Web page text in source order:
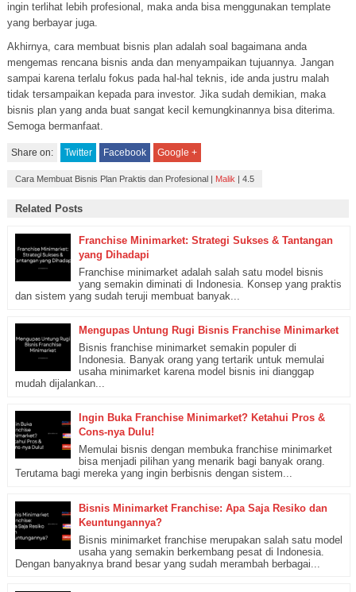
ingin terlihat lebih profesional, maka anda bisa menggunakan template
yang berbayar juga.
Akhirnya, cara membuat bisnis plan adalah soal bagaimana anda
mengemas rencana bisnis anda dan menyampaikan tujuannya. Jangan
sampai karena terlalu fokus pada hal-hal teknis, ide anda justru malah
tidak tersampaikan kepada para investor. Jika sudah demikian, maka
bisnis plan yang anda buat sangat kecil kemungkinannya bisa diterima.
Semoga bermanfaat.
Share on: Twitter Facebook Google +
Cara Membuat Bisnis Plan Praktis dan Profesional Malik 4.5
Related Posts
Franchise Minimarket: Strategi Sukses & Tantangan
yang Dihadapi
Franchise minimarket adalah salah satu model bisnis
yang semakin diminati di Indonesia. Konsep yang praktis
dan sistem yang sudah teruji membuat banyak...
Mengupas Untung Rugi Bisnis Franchise Minimarket
Bisnis franchise minimarket semakin populer di
Indonesia. Banyak orang yang tertarik untuk memulai
usaha minimarket karena model bisnis ini dianggap
mudah dijalankan...
Ingin Buka Franchise Minimarket? Ketahui Pros &
Cons-nya Dulu!
Memulai bisnis dengan membuka franchise minimarket
bisa menjadi pilihan yang menarik bagi banyak orang.
Terutama bagi mereka yang ingin berbisnis dengan sistem...
Bisnis Minimarket Franchise: Apa Saja Resiko dan
Keuntungannya?
Bisnis minimarket franchise merupakan salah satu model
usaha yang semakin berkembang pesat di Indonesia.
Dengan banyaknya brand besar yang sudah merambah berbagai...